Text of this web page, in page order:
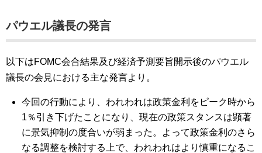
パウエル議長の発言
以下はFOMC会合結果及び経済予測要旨開示後のパウエル
議長の会見における主な発言より。
今回の行動により、われわれは政策金利をピーク時から
1％引き下げたことになり、現在の政策スタンスは顕著
に景気抑制の度合いが弱まった。よって政策金利のさら
なる調整を検討する上で、われわれはより慎重になるこ